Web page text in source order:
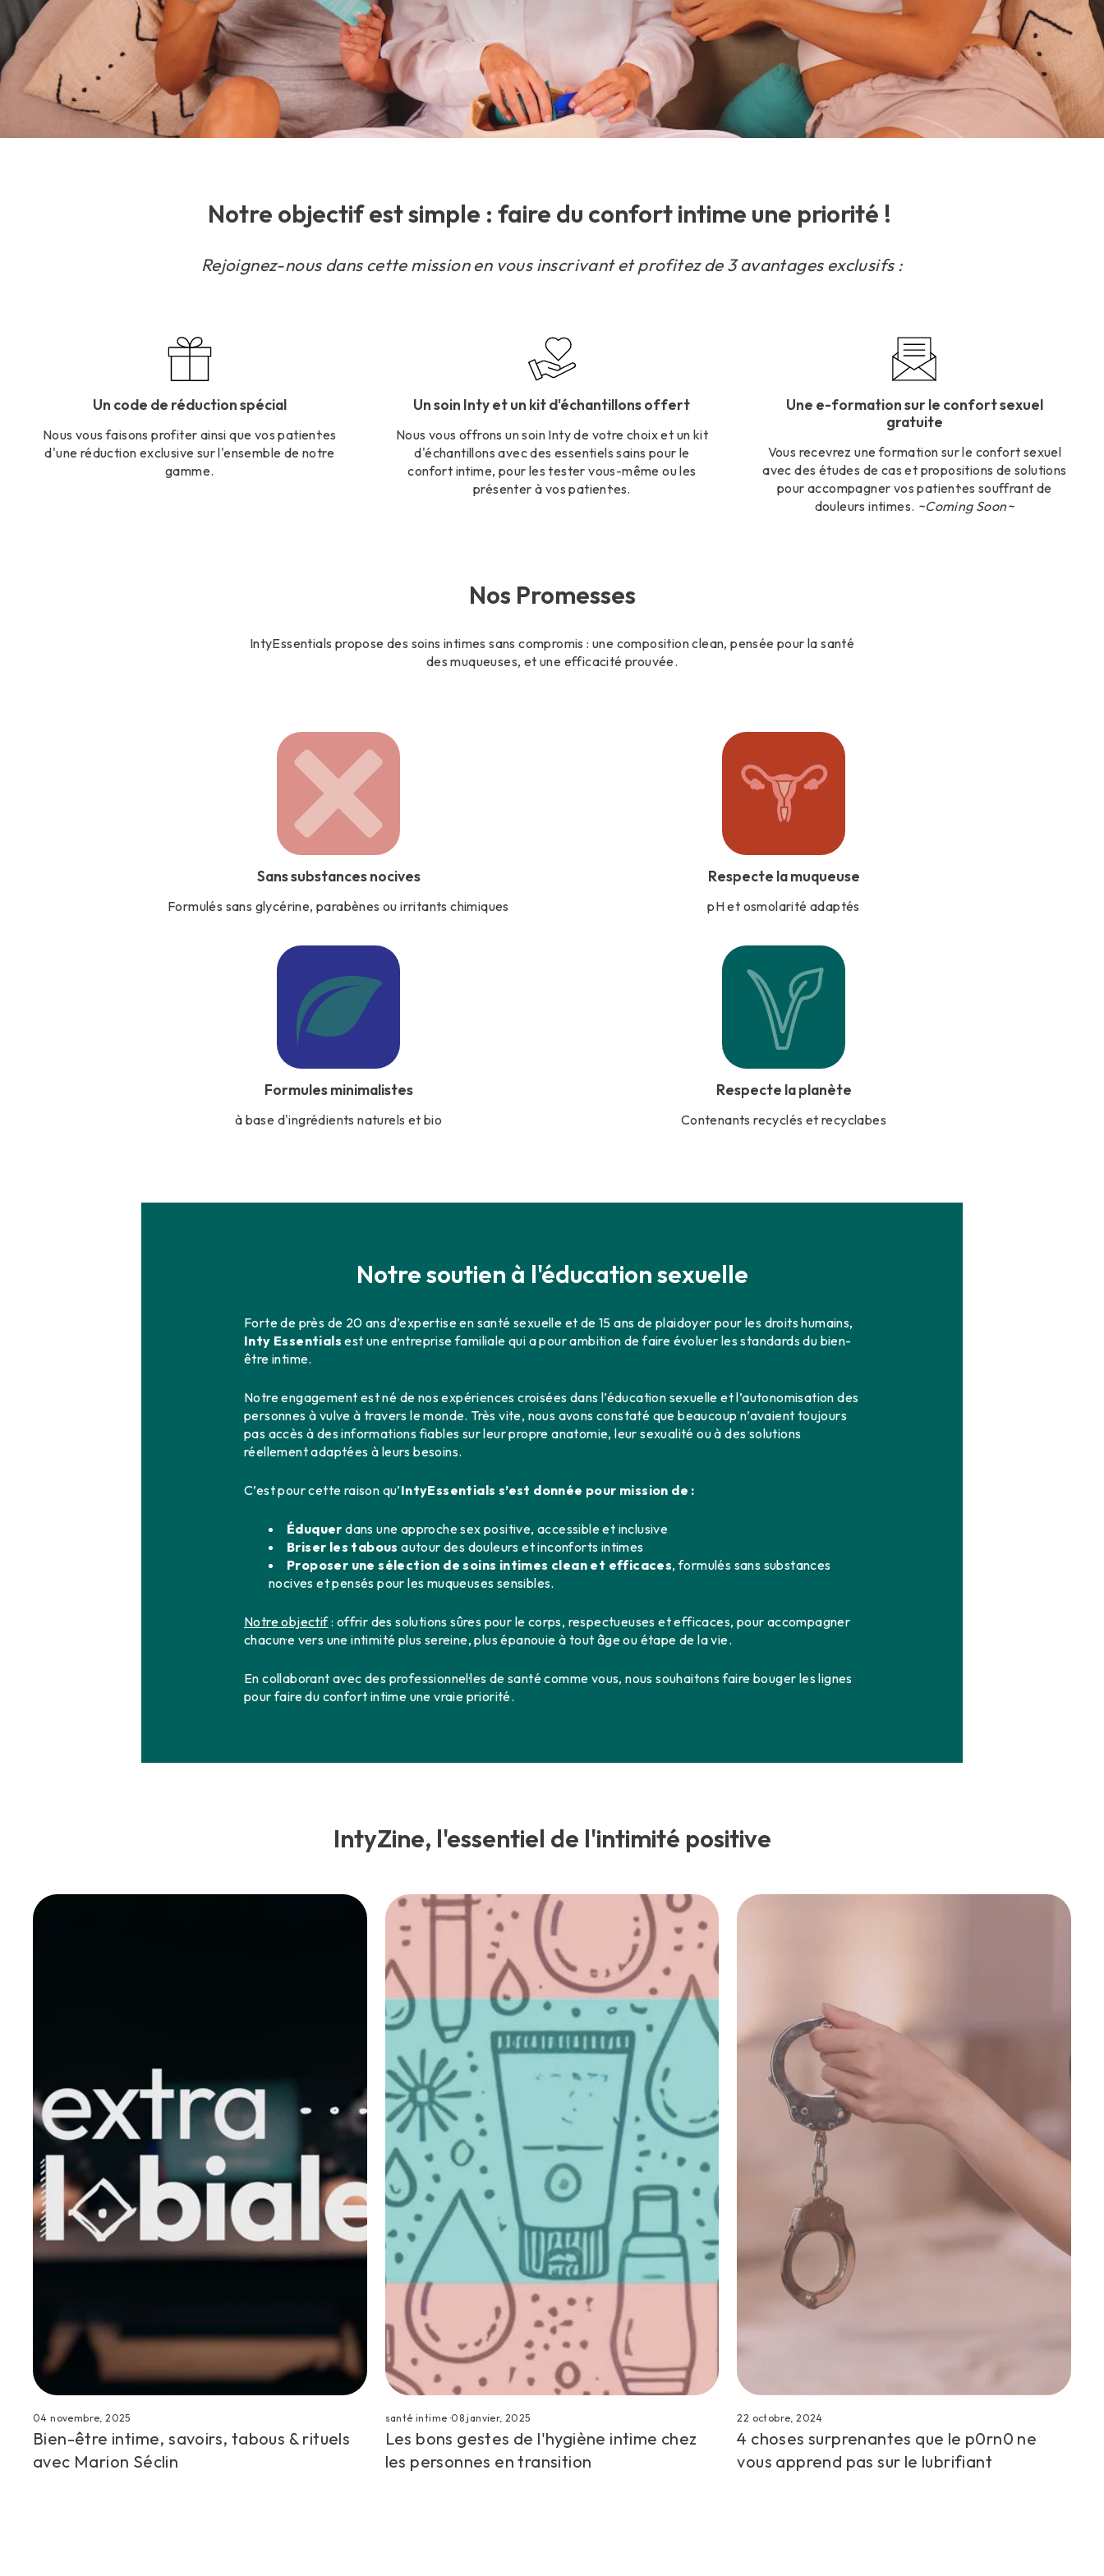
Notre objectif est simple : faire du confort intime une priorité !
Rejoignez-nous dans cette mission en vous inscrivant et profitez de 3 avantages exclusifs :
Un code de réduction spécial
Nous vous faisons profiter ainsi que vos patient·es
d'une réduction exclusive sur l'ensemble de notre
gamme.
Un soin Inty et un kit d'échantillons offert
Nous vous offrons un soin Inty de votre choix et un kit
d'échantillons avec des essentiels sains pour le
confort intime, pour les tester vous-même ou les
présenter à vos patient·es.
Une e-formation sur le confort sexuel
gratuite
Vous recevrez une formation sur le confort sexuel
avec des études de cas et propositions de solutions
pour accompagner vos patient·es souffrant de
douleurs intimes. ~Coming Soon~
Nos Promesses
IntyEssentials propose des soins intimes sans compromis : une composition clean, pensée pour la santé
des muqueuses, et une efficacité prouvée.
Sans substances nocives
Formulés sans glycérine, parabènes ou irritants chimiques
Respecte la muqueuse
pH et osmolarité adaptés
Formules minimalistes
à base d'ingrédients naturels et bio
Respecte la planète
Contenants recyclés et recyclabes
Notre soutien à l'éducation sexuelle
Forte de près de 20 ans d’expertise en santé sexuelle et de 15 ans de plaidoyer pour les droits humains,
Inty Essentialsest une entreprise familiale qui a pour ambition de faire évoluer les standards du bien-
être intime.
Notre engagement est né de nos expériences croisées dans l’éducation sexuelle et l’autonomisation des
personnes à vulve à travers le monde. Très vite, nous avons constaté que beaucoup n’avaient toujours
pas accès à des informations fiables sur leur propre anatomie, leur sexualité ou à des solutions
réellement adaptées à leurs besoins.
C’est pour cette raison qu’IntyEssentials s’est donnée pour mission de :
Éduquer dans une approche sex positive, accessible et inclusive
Briser les tabousautour des douleurs et inconforts intimes
Proposer une sélection de soins intimes clean et efficaces, formulés sans substances
nocives et pensés pour les muqueuses sensibles.
Notre objectif: offrir des solutions sûres pour le corps, respectueuses et efficaces, pour accompagner
chacun·e vers une intimité plus sereine, plus épanouie à tout âge ou étape de la vie.
En collaborant avec des professionnel·les de santé comme vous, nous souhaitons faire bouger les lignes
pour faire du confort intime une vraie priorité.
IntyZine, l'essentiel de l'intimité positive
04 novembre, 2025
Bien-être intime, savoirs, tabous & rituels
avec Marion Séclin
santé intime ·08 janvier, 2025
Les bons gestes de l'hygiène intime chez
les personnes en transition
22 octobre, 2024
4 choses surprenantes que le p0rn0 ne
vous apprend pas sur le lubrifiant